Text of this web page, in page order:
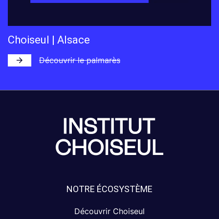
Choiseul | Alsace
Découvrir le palmarès
NOTRE ÉCOSYSTÈME
Découvrir Choiseul